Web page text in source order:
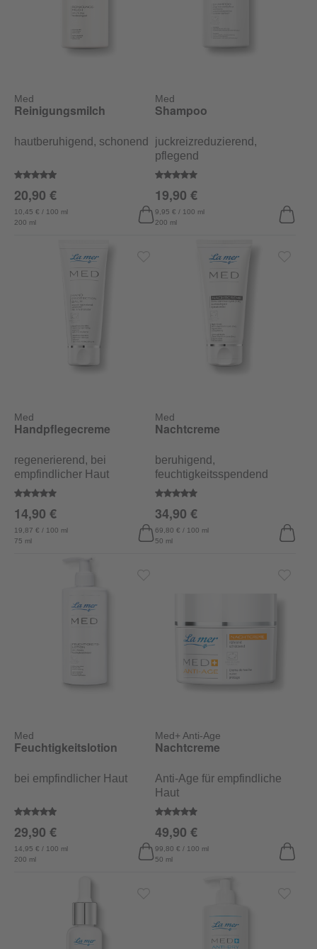
Med
Durchschnittliche Bewertung von 4.9 von 5 Sternen
Reinigungsmilch
hautberuhigend, schonend
200 ml
10,45 € / 100 ml
20,90 €
Med
Durchschnittliche Bewertung
Shampoo
juckreizreduzierend,
pflegend
200 ml
9,95 € / 100 ml
19,90 €
Med
Durchschnittliche Bewertung von 5 von 5 Sternen
Handpflegecreme
regenerierend, bei
empfindlicher Haut
75 ml
19,87 € / 100 ml
14,90 €
Med
Durchschnittliche Bewertung
Nachtcreme
beruhigend,
feuchtigkeitsspendend
50 ml
69,80 € / 100 ml
34,90 €
Med
Durchschnittliche Bewertung von 4.9 von 5 Sternen
Feuchtigkeitslotion
bei empfindlicher Haut
200 ml
14,95 € / 100 ml
29,90 €
Med+ Anti-Age
Durchschnittliche Bewertung
Nachtcreme
Anti-Age für empfindliche
Haut
50 ml
99,80 € / 100 ml
49,90 €